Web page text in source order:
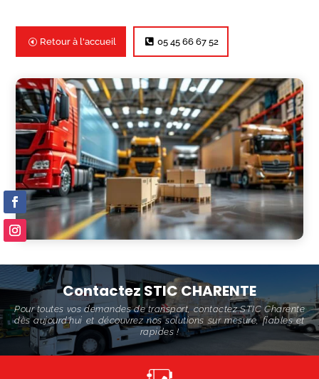
Retour à l'accueil 05 45 66 67 52
Contactez STIC CHARENTE
Pour toutes vos demandes de transport, contactez STIC Charente
dès aujourd'hui et découvrez nos solutions sur mesure, fiables et
rapides !